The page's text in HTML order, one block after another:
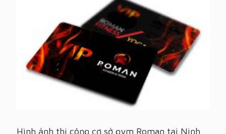
Hình ảnh thi công cơ sở gym Roman tại Ninh